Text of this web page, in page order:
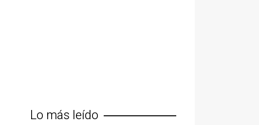
Lo más leído